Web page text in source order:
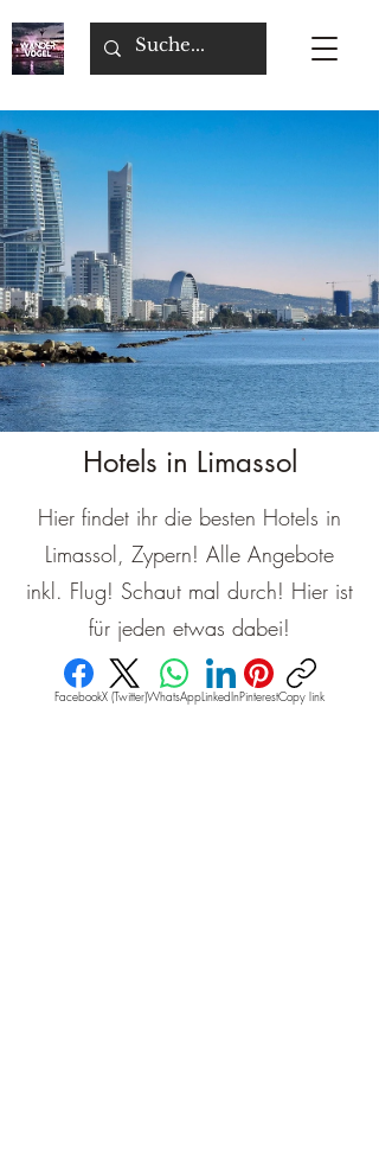
Hotels in Limassol
Hier findet ihr die besten Hotels in
Limassol, Zypern! Alle Angebote
inkl. Flug! Schaut mal durch! Hier ist
für jeden etwas dabei!
FacebookX (Twitter)WhatsAppLinkedInPinterestCopy link